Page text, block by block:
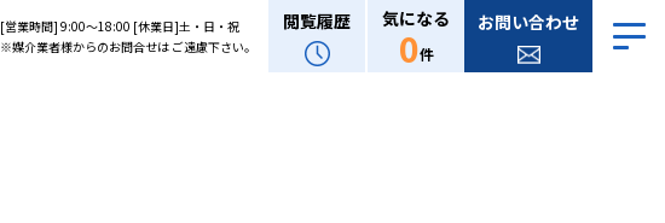
[営業時間] 9:00〜18:00 [休業日]土・日・祝
※媒介業者様からのお問合せは ご遠慮下さい。
閲覧履歴 気になる
0件
お問い合わせ